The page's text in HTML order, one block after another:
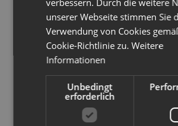
verbessern. Durch die weitere
unserer Webseite stimmen Sie
Verwendung von Cookies
Cookie-Richtlinie zu.Weitere
Informationen
Unbedingt
erforderlich